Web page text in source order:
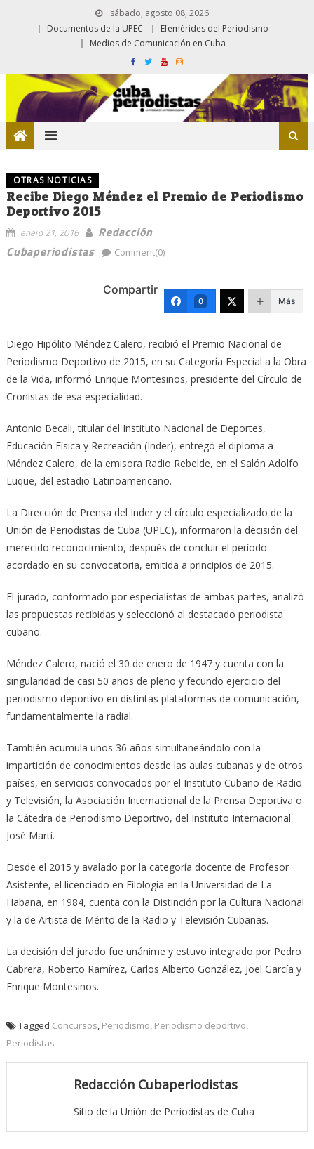
sábado, agosto 08, 2026
Documentos de la UPEC
Efemérides del Periodismo
Medios de Comunicación en Cuba
OTRAS NOTICIAS
Recibe Diego Méndez el Premio de Periodismo
Deportivo 2015
enero 21, 2016
Redacción
Cubaperiodistas
Comment(0)
Compartir
0 Más
Diego Hipólito Méndez Calero, recibió el Premio Nacional de
Periodismo Deportivo de 2015, en su Categoría Especial a la Obra
de la Vida, informó Enrique Montesinos, presidente del Círculo de
Cronistas de esa especialidad.
Antonio Becali, titular del Instituto Nacional de Deportes,
Educación Física y Recreación (Inder), entregó el diploma a
Méndez Calero, de la emisora Radio Rebelde, en el Salón Adolfo
Luque, del estadio Latinoamericano.
La Dirección de Prensa del Inder y el círculo especializado de la
Unión de Periodistas de Cuba (UPEC), informaron la decisión del
merecido reconocimiento, después de concluir el período
acordado en su convocatoria, emitida a principios de 2015.
El jurado, conformado por especialistas de ambas partes, analizó
las propuestas recibidas y seleccionó al destacado periodista
cubano.
Méndez Calero, nació el 30 de enero de 1947 y cuenta con la
singularidad de casi 50 años de pleno y fecundo ejercicio del
periodismo deportivo en distintas plataformas de comunicación,
fundamentalmente la radial.
También acumula unos 36 años simultaneándolo con la
impartición de conocimientos desde las aulas cubanas y de otros
países, en servicios convocados por el Instituto Cubano de Radio
y Televisión, la Asociación Internacional de la Prensa Deportiva o
la Cátedra de Periodismo Deportivo, del Instituto Internacional
José Martí.
Desde el 2015 y avalado por la categoría docente de Profesor
Asistente, el licenciado en Filología en la Universidad de La
Habana, en 1984, cuenta con la Distinción por la Cultura Nacional
y la de Artista de Mérito de la Radio y Televisión Cubanas.
La decisión del jurado fue unánime y estuvo integrado por Pedro
Cabrera, Roberto Ramírez, Carlos Alberto González, Joel García y
Enrique Montesinos.
Tagged Concursos, Periodismo, Periodismo deportivo,
Periodistas
Redacción Cubaperiodistas
Sitio de la Unión de Periodistas de Cuba